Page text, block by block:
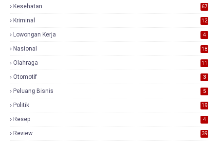
Kesehatan 67
Kriminal 12
Lowongan Kerja 4
Nasional
18
Olahraga 11
Otomotif 3
Peluang Bisnis 5
Politik 19
Resep 4
Review
39